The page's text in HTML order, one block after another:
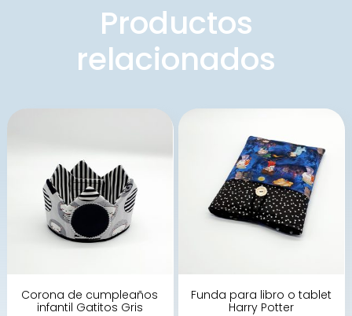
Productos
relacionados
Corona de cumpleaños
infantil Gatitos Gris
Funda para libro o tablet
Harry Potter